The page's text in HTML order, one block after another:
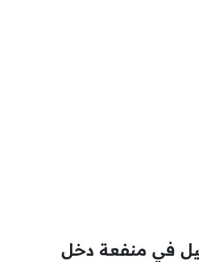
في منفعة دخل